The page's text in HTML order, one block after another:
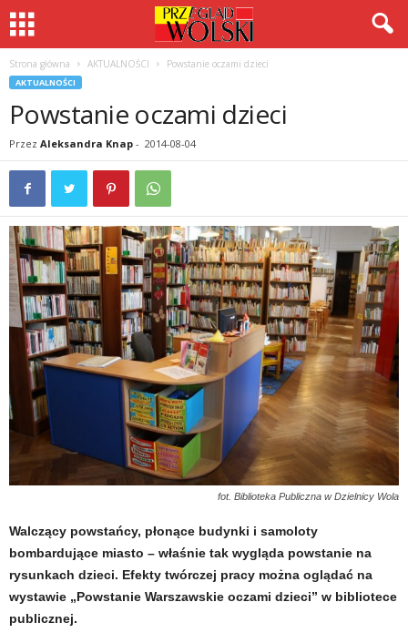
Strona główna AKTUALNOŚCI Powstanie oczami dzieci
AKTUALNOŚCI
Powstanie oczami dzieci
Przez Aleksandra Knap - 2014-08-04
fot. Biblioteka Publiczna w Dzielnicy Wola
Walczący powstańcy, płonące budynki i samoloty
bombardujące miasto – właśnie tak wygląda powstanie na
rysunkach dzieci. Efekty twórczej pracy można oglądać na
wystawie „Powstanie Warszawskie oczami dzieci” w bibliotece
publicznej.